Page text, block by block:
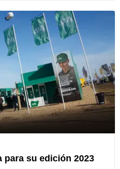
para su edición 2023